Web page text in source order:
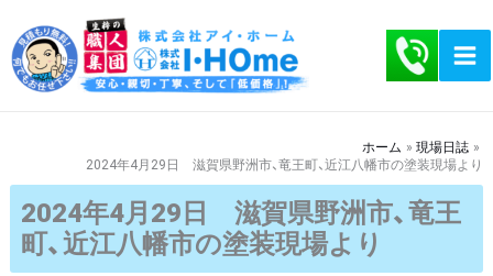
容
を
ホーム
現場日誌
2024年4月29日 滋賀県野洲市、竜王町、近江八幡市の塗装現場より
2024年4月29日 滋賀県野洲市、竜王
町、近江八幡市の塗装現場より